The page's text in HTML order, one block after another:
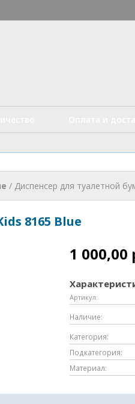
основному
/ Диспенсер для туалетной
8165 Blue
1 000,00
Артикул:
Наличие:
Категория:
Подкатегория:
Материал: